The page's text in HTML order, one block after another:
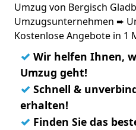
Umzug von Bergisch
Umzugsunternehmen ➨
Kostenlose Angebote in 1
✓ Wir helfen Ihnen,
Umzug geht!
✓ Schnell &
erhalten!
✓ Finden Sie das